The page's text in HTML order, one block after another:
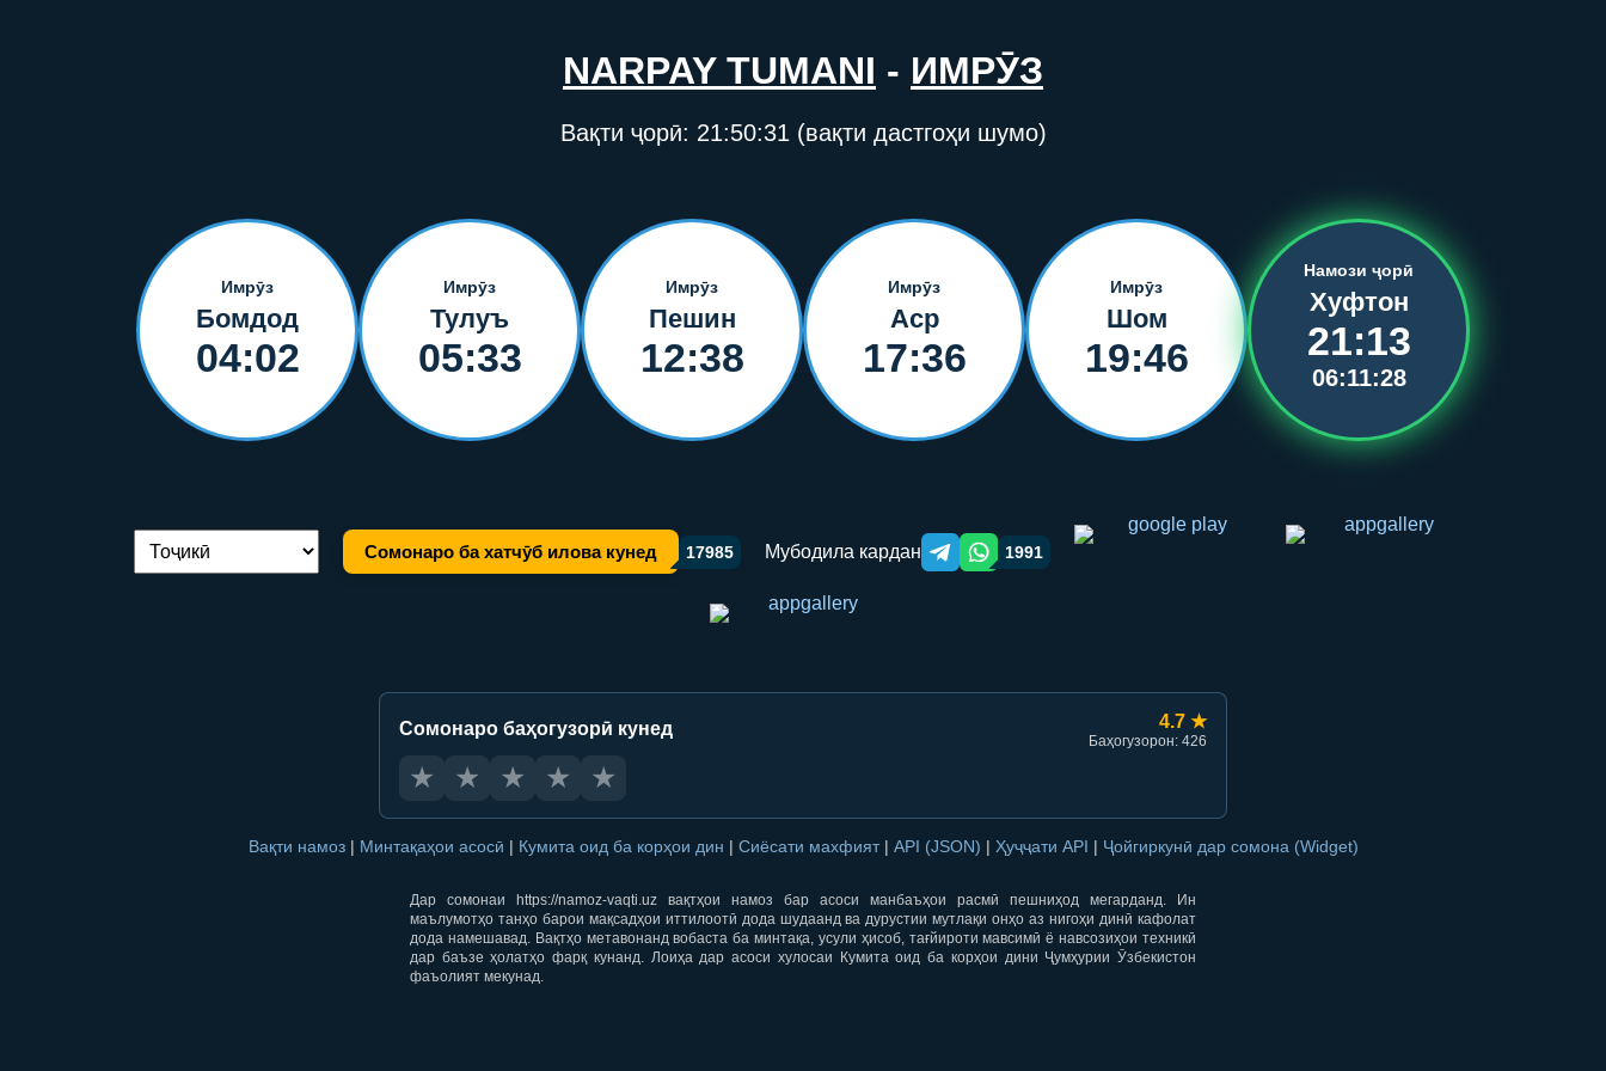
NARPAY TUMANI - ИМРӮЗ
Вақти ҷорӣ: 21:50:31 (вақти дастгоҳи шумо)
Имрӯз
Бомдод
04:02
Имрӯз
Тулуъ
05:33
Имрӯз
Пешин
12:38
Имрӯз
Аср
17:36
Имрӯз
Шом
19:46
Намози ҷорӣ
Хуфтон
21:13
06:11:28
Иваз кардани забон: Сомонаро ба хатчӯб илова кунед 17985 Мубодила кардан Telegram orqali ulashish
WhatsApp orqali ulashish
1991
Сомонаро баҳогузорӣ кунед 4.7 ★
Баҳогузорон: 426
★ ★ ★ ★ ★
Вақти намоз | Минтақаҳои асосӣ | Кумита оид ба корҳои дин | Сиёсати махфият | API (JSON) | Ҳуҷҷати API | Ҷойгиркунӣ дар сомона (Widget)
Дар сомонаи https://namoz-vaqti.uz вақтҳои намоз бар асоси манбаъҳои расмӣ пешниҳод мегарданд. Ин
маълумотҳо танҳо барои мақсадҳои иттилоотӣ дода шудаанд ва дурустии мутлақи онҳо аз нигоҳи динӣ кафолат
дода намешавад. Вақтҳо метавонанд вобаста ба минтақа, усули ҳисоб, тағйироти мавсимӣ ё навсозиҳои техникӣ
дар баъзе ҳолатҳо фарқ кунанд. Лоиҳа дар асоси хулосаи Кумита оид ба корҳои дини Ҷумҳурии Ӯзбекистон
фаъолият мекунад.